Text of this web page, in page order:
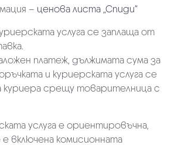
– ценова листа „Спиди“
услуга се заплаща от
платеж, дължимата сума за
и куриерската услуга се
куриера срещу товарителница с
услуга е ориентировъчна,
включена комисионната